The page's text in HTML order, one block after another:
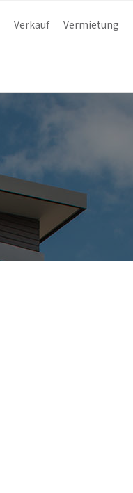
Verkauf Vermietung